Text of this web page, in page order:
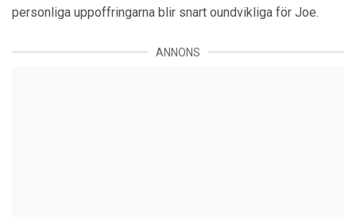
personliga uppoffringarna blir snart oundvikliga för Joe.
ANNONS